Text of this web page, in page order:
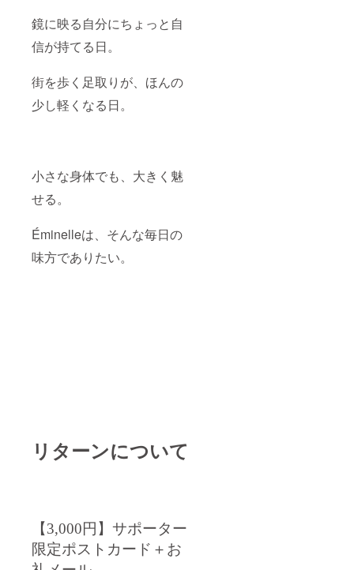
鏡に映る自分にちょっと自
信が持てる日。
街を歩く足取りが、ほんの
少し軽くなる日。
小さな身体でも、大きく魅
せる。
Éminelleは、そんな毎日の
味方でありたい。
リターンについて
【3,000円】サポーター
限定ポストカード＋お